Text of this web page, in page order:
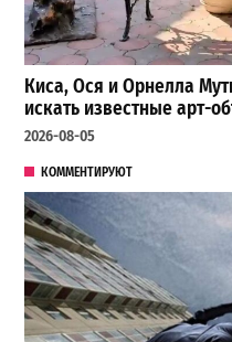
Киса, Ося и Орнелла
искать известные арт-
2026-08-05
КОММЕНТИРУЮТ